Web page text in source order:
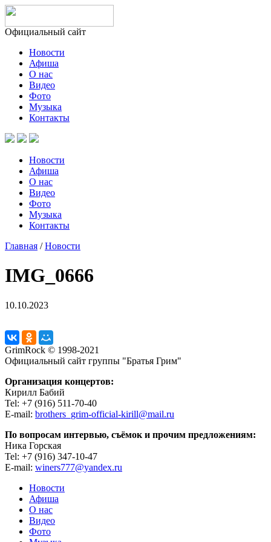
Официальный сайт
Новости
Афиша
О нас
Видео
Фото
Музыка
Контакты
Новости
Афиша
О нас
Видео
Фото
Музыка
Контакты
Главная /Новости
IMG_0666
10.10.2023
GrimRock © 1998-2021
Официальный сайт группы "Братья Грим"
Организация концертов:
Кирилл Бабий
Tel: +7 (916) 511-70-40
E-mail: brothers_grim-official-kirill@mail.ru
По вопросам интервью, съёмок и прочим предложениям:
Ника Горская
Tel: +7 (916) 347-10-47
E-mail: winers777@yandex.ru
Новости
Афиша
О нас
Видео
Фото